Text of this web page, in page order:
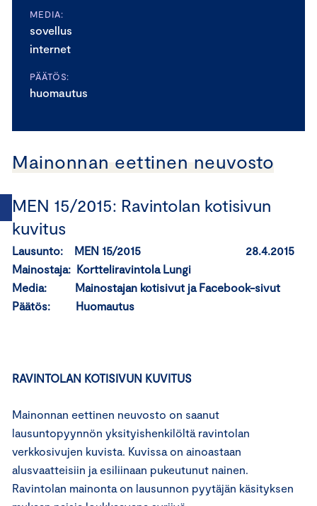
MEDIA:
sovellus
internet
PÄÄTÖS:
huomautus
Mainonnan eettinen neuvosto
MEN 15/2015: Ravintolan kotisivun
kuvitus
Lausunto: MEN 15/2015 28.4.2015
Mainostaja: Kortteliravintola Lungi
Media: Mainostajan kotisivut ja Facebook-sivut
Päätös: Huomautus
RAVINTOLAN KOTISIVUN KUVITUS
Mainonnan eettinen neuvosto on saanut
lausuntopyynnön yksityishenkilöltä ravintolan
verkkosivujen kuvista. Kuvissa on ainoastaan
alusvaatteisiin ja esiliinaan pukeutunut nainen.
Ravintolan mainonta on lausunnon pyytäjän käsityksen